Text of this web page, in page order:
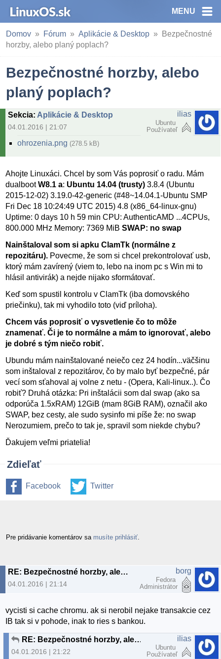
MENU
Domov Fórum Aplikácie & Desktop
Bezpečnostné
horzby, alebo planý poplach?
Bezpečnostné horzby, alebo
planý poplach?
Sekcia: Aplikácie & Desktop
04.01.2016 | 21:07
ilias
Ubuntu
Používateľ
ohrozenia.png (278.5 kB)
Ahojte Linuxáci. Chcel by som Vás poprosiť o radu. Mám
dualbootW8.1 a: Ubuntu 14.04 (trusty) 3.8.4 (Ubuntu
2015-12-02) 3.19.0-42-generic (#48~14.04.1-Ubuntu SMP
Fri Dec 18 10:24:49 UTC 2015) 4.8 (x86_64-linux-gnu)
Uptime: 0 days 10 h 59 min CPU: AuthenticAMD ...4CPUs,
800.000 MHz Memory: 7369 MiBSWAP: no swap
Nainštaloval som si apku ClamTk (normálne z
repozitáru). Povecme, že som si chcel prekontrolovať usb,
ktorý mám zavírený (viem to, lebo na inom pc s Win mi to
hlásil antivirák) a nejde nijako sformátovať.
Keď som spustil kontrolu v ClamTk (iba domovského
priečinku), tak mi vyhodilo toto (viď príloha).
Chcem vás poprosiť o vysvetlenie čo to môže
znamenať. Či je to normálne a mám to ignorovať, alebo
je dobré s tým niečo robiť.
Ubundu mám nainštalované neiečo cez 24 hodín...väčšinu
som inštaloval z repozitárov, čo by malo byť bezpečné, pár
vecí som sťahoval aj volne z netu - (Opera, Kali-linux..). Čo
robiť? Druhá otázka: Pri inštalácii som dal swap (ako sa
odporúča 1.5xRAM) 12GiB (mam 8GiB RAM), označil ako
SWAP, bez cesty, ale sudo sysinfo mi píše že: no swap
Nerozumiem, prečo to tak je, spravil som niekde chybu?
Ďakujem veľmi priatelia!
Zdieľať
Facebook Twitter
Pre pridávanie komentárov sa musíte prihlásiť
RE: Bezpečnostné horzby, alebo planý poplach?
04.01.2016 | 21:14
borg
Fedora
Administrátor
vycisti si cache chromu. ak si nerobil nejake transakcie cez
IB tak si v pohode, inak to ries s bankou.
RE: Bezpečnostné horzby, alebo planý poplach?
04.01.2016 | 21:22
ilias
Ubuntu
Používateľ